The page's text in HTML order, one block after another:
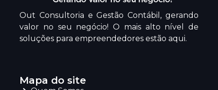
Out Consultoria e Gestão Contábil, gerando
valor no seu negócio! O mais alto nível de
soluções para empreendedores estão aqui.
Mapa do site